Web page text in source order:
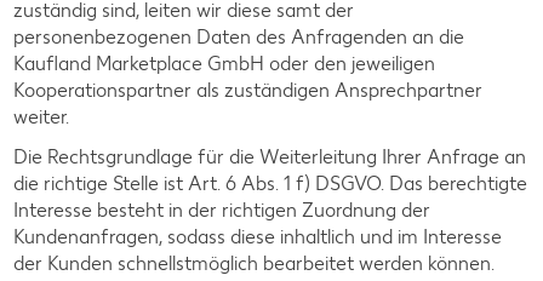
zuständig sind, leiten wir diese samt der
personenbezogenen Daten des Anfragenden an die
Kaufland Marketplace GmbH oder den jeweiligen
Kooperationspartner als zuständigen Ansprechpartner
weiter.
Die Rechtsgrundlage für die Weiterleitung Ihrer Anfrage an
die richtige Stelle ist Art. 6 Abs. 1 f) DSGVO. Das berechtigte
Interesse besteht in der richtigen Zuordnung der
Kundenanfragen, sodass diese inhaltlich und im Interesse
der Kunden schnellstmöglich bearbeitet werden können.